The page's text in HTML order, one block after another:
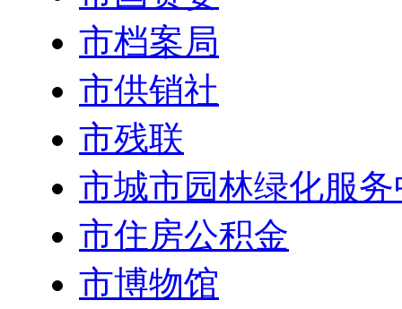
市档案局
市供销社
市残联
市城市园林绿化服
市住房公积金
市博物馆